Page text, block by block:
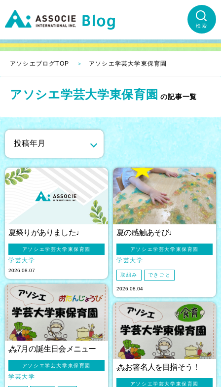
検索
アソシエブログTOP アソシエ学芸大学東保育園
アソシエ学芸大学東保育園 の記事一覧
夏祭りがありました♩
アソシエ学芸大学東保育園
学芸大学
2026.08.07
夏の感触あそび♩
アソシエ学芸大学東保育園
学芸大学
取組み できごと
2026.08.04
⁂7月の誕生日会メニュー
アソシエ学芸大学東保育園
学芸大学
⁂お箸名人を目指そう！
アソシエ学芸大学東保育園